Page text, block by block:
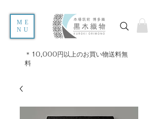
ME
NU
＊10,000円以上のお買い物送料無
料